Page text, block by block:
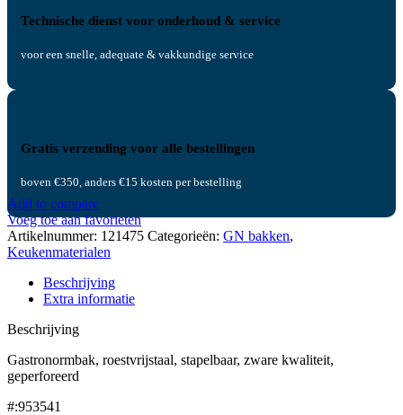
Technische dienst voor onderhoud & service
voor een snelle, adequate & vakkundige service
Gratis verzending voor alle bestellingen
boven €350, anders €15 kosten per bestelling
Add to compare
Voeg toe aan favorieten
Artikelnummer: 121475 Categorieën: GN bakken,
Keukenmaterialen
Beschrijving
Extra informatie
Beschrijving
Gastronormbak, roestvrijstaal, stapelbaar, zware kwaliteit,
geperforeerd
#:953541